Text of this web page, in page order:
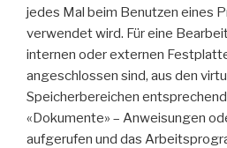
jedes Mal beim Benutzen eines
verwendet wird. Für eine
internen oder externen
angeschlossen sind, aus den
Speicherbereichen
«Dokumente» – Anweisungen
aufgerufen und das